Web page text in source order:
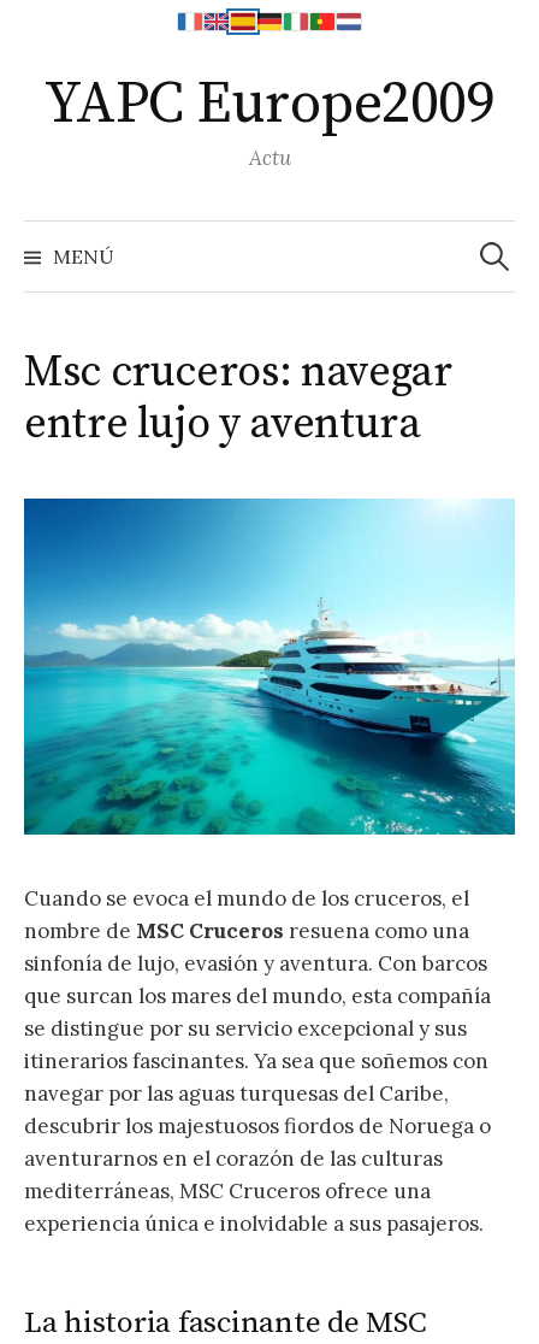
contenido
YAPC Europe2009
Actu
MENÚ
Search
for:
Msc cruceros: navegar
entre lujo y aventura
Cuando se evoca el mundo de los cruceros, el
nombre de MSC Cruceros resuena como una
sinfonía de lujo, evasión y aventura. Con barcos
que surcan los mares del mundo, esta compañía
se distingue por su servicio excepcional y sus
itinerarios fascinantes. Ya sea que soñemos con
navegar por las aguas turquesas del Caribe,
descubrir los majestuosos fiordos de Noruega o
aventurarnos en el corazón de las culturas
mediterráneas, MSC Cruceros ofrece una
experiencia única e inolvidable a sus pasajeros.
La historia fascinante de MSC